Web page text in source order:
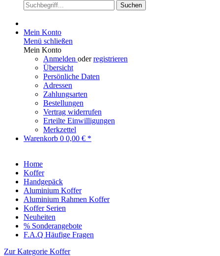
Suchen
Mein Konto
Menü schließen
Mein Konto
Anmelden oderregistrieren
Übersicht
Persönliche Daten
Adressen
Zahlungsarten
Bestellungen
Vertrag widerrufen
Erteilte Einwilligungen
Merkzettel
Warenkorb 0 0,00 € *
Home
Koffer
Handgepäck
Aluminium Koffer
Aluminium Rahmen Koffer
Koffer Serien
Neuheiten
% Sonderangebote
F.A.Q Häufige Fragen
Zur Kategorie Koffer